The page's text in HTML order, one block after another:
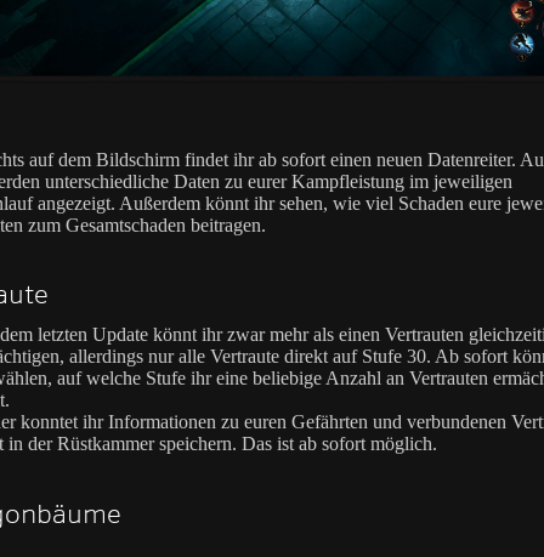
auf dem Bildschirm findet ihr ab sofort einen neuen Datenreiter.
unterschiedliche Daten zu eurer Kampfleistung im jeweiligen
angezeigt. Außerdem könnt ihr sehen, wie viel Schaden eure
zum Gesamtschaden beitragen.
letzten Update könnt ihr zwar mehr als einen Vertrauten
allerdings nur alle Vertraute direkt auf Stufe 30. Ab sofort
auf welche Stufe ihr eine beliebige Anzahl an Vertrauten
konntet ihr Informationen zu euren Gefährten und verbundenen
in der Rüstkammer speichern. Das ist ab sofort möglich.